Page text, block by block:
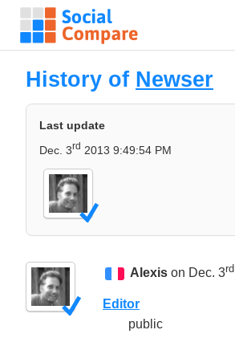
History of Newser
Last update
Dec. 3rd 2013 9:49:54 PM
Alexis on Dec. 3rd
Editor
public